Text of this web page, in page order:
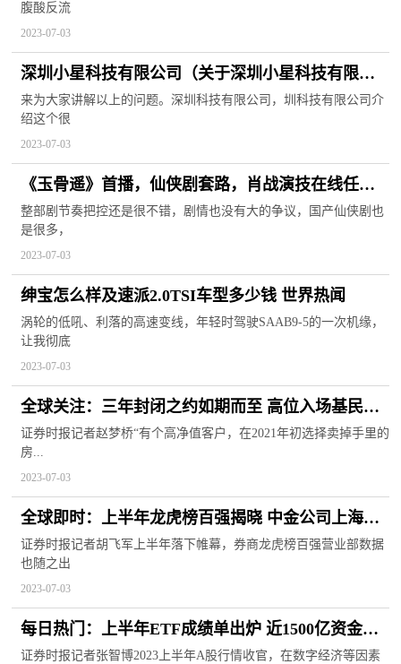
腹酸反流
2023-07-03
深圳小星科技有限公司（关于深圳小星科技有限公
司介绍） 全球资讯
来为大家讲解以上的问题。深圳科技有限公司，圳科技有限公司介
绍这个很
2023-07-03
《玉骨遥》首播，仙侠剧套路，肖战演技在线任敏
略有违和
整部剧节奏把控还是很不错，剧情也没有大的争议，国产仙侠剧也
是很多，
2023-07-03
绅宝怎么样及速派2.0TSI车型多少钱 世界热闻
涡轮的低吼、利落的高速变线，年轻时驾驶SAAB9-5的一次机缘，
让我彻底
2023-07-03
全球关注：三年封闭之约如期而至 高位入场基民相
当郁闷
证券时报记者赵梦桥“有个高净值客户，在2021年初选择卖掉手里的
房...
2023-07-03
全球即时：上半年龙虎榜百强揭晓 中金公司上海分
公司夺魁
证券时报记者胡飞军上半年落下帷幕，券商龙虎榜百强营业部数据
也随之出
2023-07-03
每日热门：上半年ETF成绩单出炉 近1500亿资金净
流入
证券时报记者张智博2023上半年A股行情收官，在数字经济等因素